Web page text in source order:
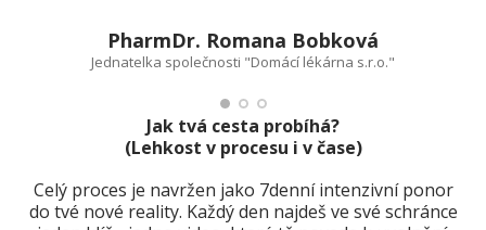
PharmDr. Romana Bobková
Jednatelka společnosti "Domácí lékárna s.r.o."
Jak tvá cesta probíhá?
(Lehkost v procesu i v čase)
Celý proces je navržen jako 7denní intenzivní ponor
do tvé nové reality. Každý den najdeš ve své schránce